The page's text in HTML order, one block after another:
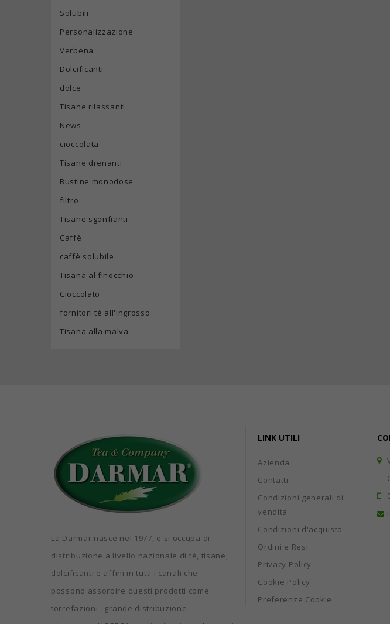
Solubili
Personalizzazione
Verbena
Dolcificanti
dolce
Tisane rilassanti
News
cioccolata
Tisane drenanti
Bustine monodose
filtro
Tisane sgonfianti
Caffè
caffè solubile
Tisana al finocchio
Cioccolato
fornitori tè all'ingrosso
Tisana alla malva
La Darmar nasce nel 1977, e si occupa di
distribuzione a livello nazionale di tè, tisane,
dolcificanti e affini in tutti i canali che
possono assorbire questi prodotti come
torrefazioni , grande distribuzione
LINK UTILI
Azienda
Contatti
Condizioni generali di
vendita
Condizioni d'acquisto
Ordini e Resi
Privacy Policy
Cookie Policy
Preferenze Cookie